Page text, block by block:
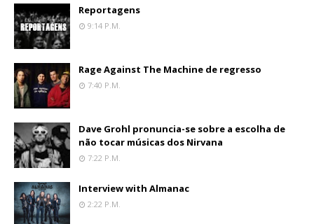
Reportagens
9:14 P.m.
Rage Against The Machine de regresso
7:40 P.m.
Dave Grohl pronuncia-se sobre a escolha de
não tocar músicas dos Nirvana
7:22 P.m.
Interview with Almanac
2:22 P.m.